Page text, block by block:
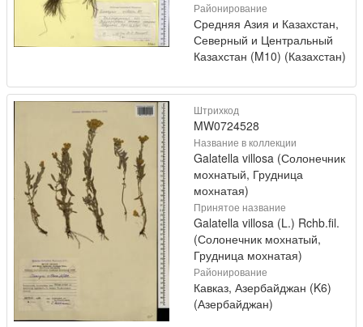
Районирование
Средняя Азия и Казахстан,
Северный и Центральный
Казахстан (M10) (Казахстан)
Штрихкод
MW0724528
Название в коллекции
Galatella villosa (Солонечник
мохнатый, Грудница
мохнатая)
Принятое название
Galatella villosa (L.) Rchb.fil.
(Солонечник мохнатый,
Грудница мохнатая)
Районирование
Кавказ, Азербайджан (K6)
(Азербайджан)